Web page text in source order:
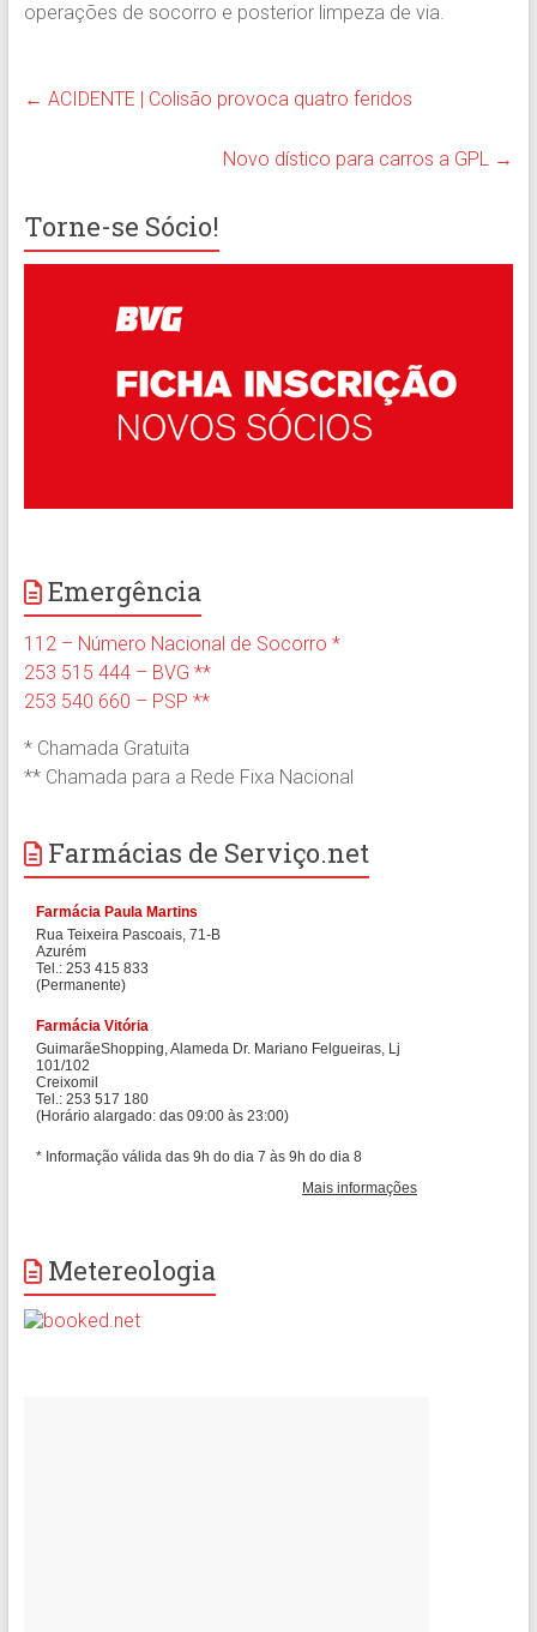
operações de socorro e posterior limpeza de via.
← ACIDENTE | Colisão provoca quatro feridos
Novo dístico para carros a GPL →
Torne-se Sócio!
Emergência
112 – Número Nacional de Socorro *
253 515 444 – BVG **
253 540 660 – PSP **
* Chamada Gratuita
** Chamada para a Rede Fixa Nacional
Farmácias de Serviço.net
Metereologia